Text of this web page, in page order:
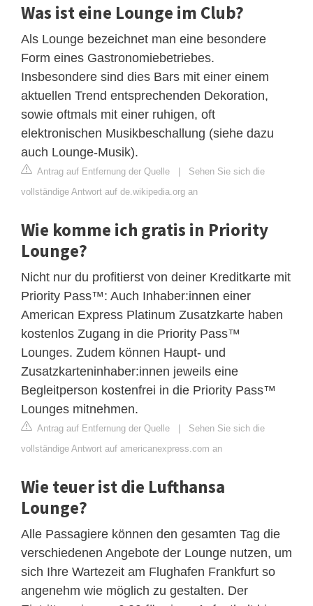
Was ist eine Lounge im Club?
Als Lounge bezeichnet man eine besondere
Form eines Gastronomiebetriebes.
Insbesondere sind dies Bars mit einer einem
aktuellen Trend entsprechenden Dekoration,
sowie oftmals mit einer ruhigen, oft
elektronischen Musikbeschallung (siehe dazu
auch Lounge-Musik).
Antrag auf Entfernung der Quelle | Sehen Sie sich die
vollständige Antwort auf de.wikipedia.org an
Wie komme ich gratis in Priority
Lounge?
Nicht nur du profitierst von deiner Kreditkarte mit
Priority Pass™: Auch Inhaber:innen einer
American Express Platinum Zusatzkarte haben
kostenlos Zugang in die Priority Pass™
Lounges. Zudem können Haupt- und
Zusatzkarteninhaber:innen jeweils eine
Begleitperson kostenfrei in die Priority Pass™
Lounges mitnehmen.
Antrag auf Entfernung der Quelle | Sehen Sie sich die
vollständige Antwort auf americanexpress.com an
Wie teuer ist die Lufthansa
Lounge?
Alle Passagiere können den gesamten Tag die
verschiedenen Angebote der Lounge nutzen, um
sich Ihre Wartezeit am Flughafen Frankfurt so
angenehm wie möglich zu gestalten. Der